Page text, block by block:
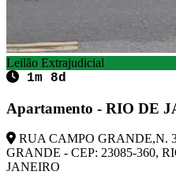
Leilão Extrajudicial
1m 8d
Apartamento - RIO DE
RUA CAMPO GRANDE,N.
GRANDE - CEP: 23085-360,
JANEIRO